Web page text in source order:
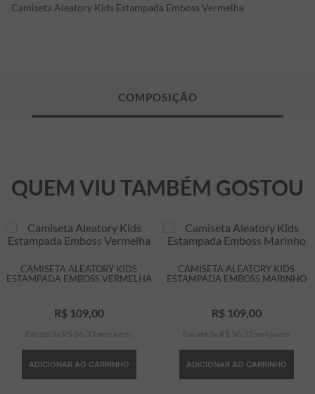
Camiseta Aleatory Kids Estampada Emboss Vermelha
QUEM VIU TAMBÉM GOSTOU
CAMISETA ALEATORY KIDS
ESTAMPADA EMBOSS VERMELHA
R$ 109,00
Em até 3 x R$ 36 33 sem juros
ADICIONAR AO CARRINHO
CAMISETA ALEATORY KIDS
ESTAMPADA EMBOSS MARINHO
R$ 109,00
Em até 3 x R$ 36 33 sem juros
ADICIONAR AO CARRINHO